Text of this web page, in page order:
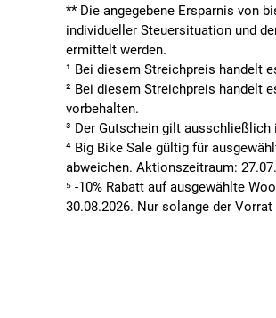
** Die angegebene Ersparnis von
individueller Steuersituation und
ermittelt werden.
¹ Bei diesem Streichpreis handelt
² Bei diesem Streichpreis handelt
vorbehalten.
³ Der Gutschein gilt
⁴ Big Bike Sale gültig für
abweichen. Aktionszeitraum:
⁵ -10% Rabatt auf ausgewählte
30.08.2026. Nur solange der